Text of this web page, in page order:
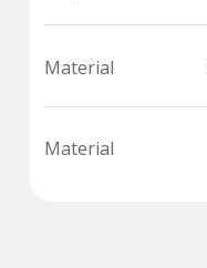
Material
Material